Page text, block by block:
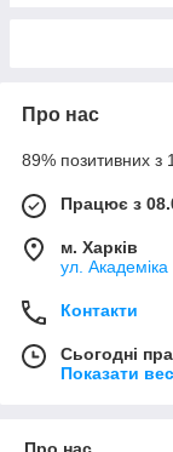
Про нас
89% позитивних з
Працює з
м. Харків
ул.
Контакти
Сьогодні
Показати